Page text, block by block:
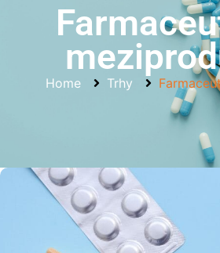
Home Trhy